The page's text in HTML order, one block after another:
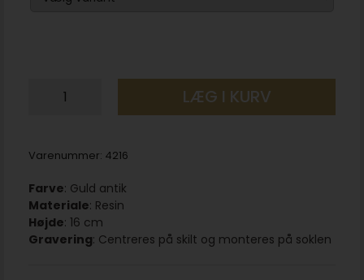
LÆG I KURV
Varenummer: 4216
Farve: Guld antik
Materiale: Resin
Højde: 16 cm
Gravering: Centreres på skilt og monteres på soklen